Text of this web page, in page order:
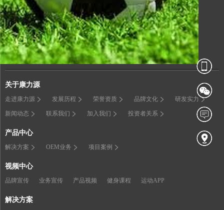
关于康力源
走进康力源 发展历程 荣誉资质 品牌文化 研发实力
新闻动态 联系我们 加入我们 投资者关系
产品中心
解决方案 OEM业务 项目案例
视频中心
品牌宣传 业务宣传 产品视频 健身课程 运动APP
解决方案